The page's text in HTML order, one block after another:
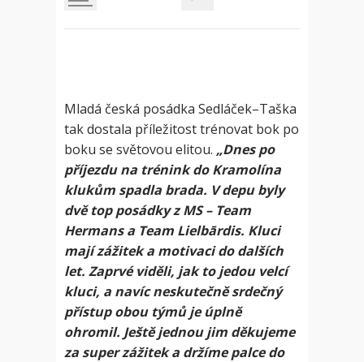
Mladá česká posádka Sedláček–Taška
tak dostala příležitost trénovat bok po
boku se světovou elitou. „Dnes po
příjezdu na trénink do Kramolína
klukům spadla brada. V depu byly
dvě top posádky z MS – Team
Hermans a Team Lielbārdis. Kluci
mají zážitek a motivaci do dalších
let. Zaprvé viděli, jak to jedou velcí
kluci, a navíc neskutečně srdečný
přístup obou týmů je úplně
ohromil. Ještě jednou jim děkujeme
za super zážitek a držíme palce do